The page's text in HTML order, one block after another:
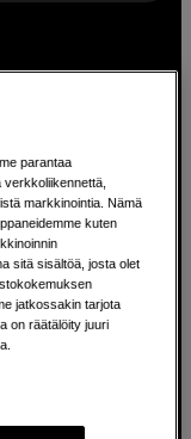
vuodesta
vuoden ajan
ja tuotteita
ja
ideat
parantaa
markkinointia. Nämä
kuten
sitä sisältöä, josta olet
jatkossakin tarjota
on räätälöity juuri